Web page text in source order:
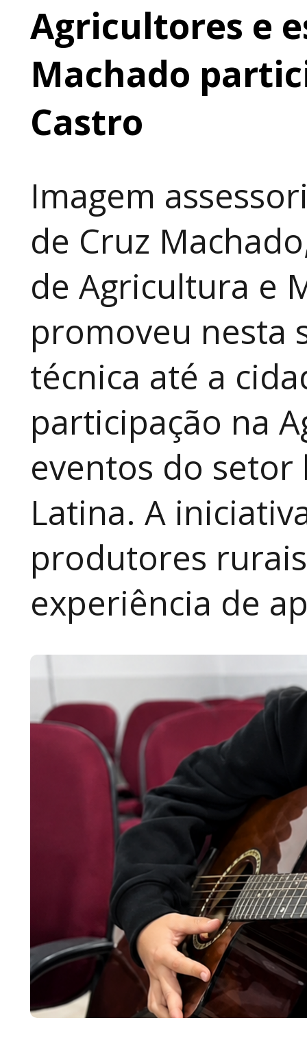
Agricultores e
Machado
Castro
Imagem
de Cruz
de Agricultura e
promoveu nesta
técnica até a
participação na
eventos do
Latina. A
produtores
experiência de